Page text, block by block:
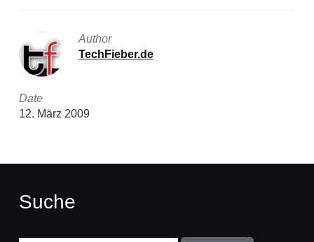
Author
TechFieber.de
Date
12. März 2009
Suche